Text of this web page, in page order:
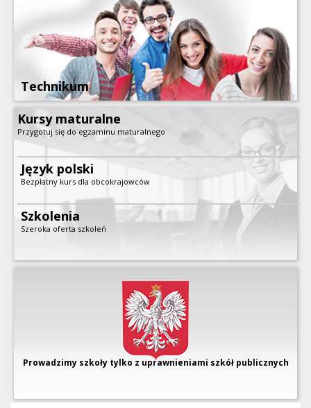
Technikum
Kursy maturalne
Przygotuj się do egzaminu maturalnego
Język polski
Bezpłatny kurs dla obcokrajowców
Szkolenia
Szeroka oferta szkoleń
Prowadzimy szkoły tylko z uprawnieniami szkół publicznych